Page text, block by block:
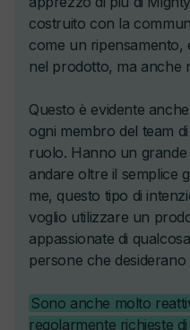
Caricamento video nativo